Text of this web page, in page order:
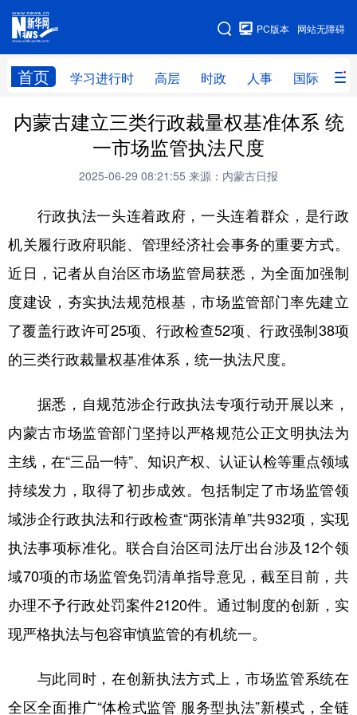
网站无障碍
PC版本
首页 学习进行时 高层 时政 人事 国际 财
网站地图
学习进行时 高层 时政 人事
财经 网评
全球连线
科技 科创 量子 体育
文化 书画 健康 军事
法律 中央文件 汽车
食品 人居 信息化
彩票 娱乐 时尚 悦读
公益 一带一路 亚太网 上市公司
文化产业
地方频道
浙江 安徽 福建 江西
内蒙古建立三类行政裁量权基准体系 统
一市场监管执法尺度
2025-06-29 08:21:55 来源：内蒙古日报
行政执法一头连着政府，一头连着群众，是行政
机关履行政府职能、管理经济社会事务的重要方式。
近日，记者从自治区市场监管局获悉，为全面加强制
度建设，夯实执法规范根基，市场监管部门率先建立
了覆盖行政许可25项、行政检查52项、行政强制38项
的三类行政裁量权基准体系，统一执法尺度。
据悉，自规范涉企行政执法专项行动开展以来，
内蒙古市场监管部门坚持以严格规范公正文明执法为
主线，在“三品一特”、知识产权、认证认检等重点领域
持续发力，取得了初步成效。包括制定了市场监管领
域涉企行政执法和行政检查“两张清单”共932项，实现
执法事项标准化。联合自治区司法厅出台涉及12个领
域70项的市场监管免罚清单指导意见，截至目前，共
办理不予行政处罚案件2120件。通过制度的创新，实
现严格执法与包容审慎监管的有机统一。
与此同时，在创新执法方式上，市场监管系统在
全区全面推广“体检式监管 服务型执法”新模式，全链